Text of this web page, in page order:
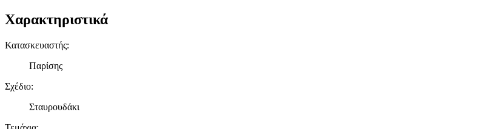
Χαρακτηριστικά
Κατασκευαστής:
Παρίσης
Σχέδιο:
Σταυρουδάκι